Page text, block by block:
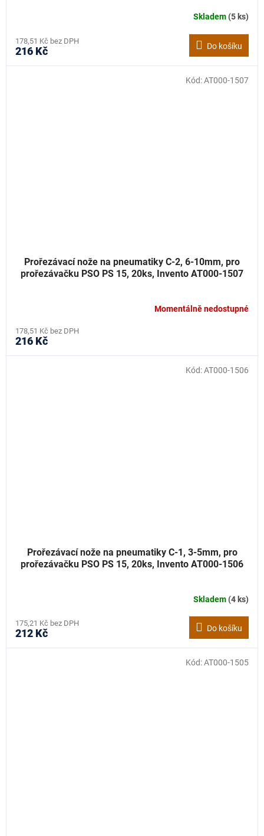
Skladem(5 ks)
178,51 Kč bez DPH
216 Kč Do košíku
Prořezávací nože na pneumatiky C-2, 6-10mm, pro
prořezávačku PSO PS 15, 20ks, Invento AT000-1507
Momentálně nedostupné
178,51 Kč bez DPH
216 Kč
Kód:AT000-1507
Prořezávací nože na pneumatiky C-1, 3-5mm, pro
prořezávačku PSO PS 15, 20ks, Invento AT000-1506
Skladem(4 ks)
175,21 Kč bez DPH
212 Kč Do košíku
Kód:AT000-1506
Kód:AT000-1505